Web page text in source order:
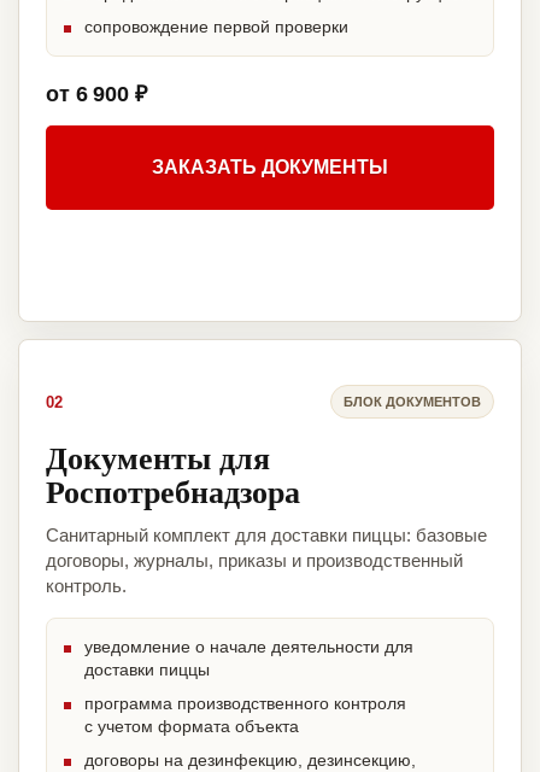
сопровождение первой проверки
от 6 900 ₽
ЗАКАЗАТЬ ДОКУМЕНТЫ
02 БЛОК ДОКУМЕНТОВ
Документы для
Роспотребнадзора
Санитарный комплект для доставки пиццы: базовые
договоры, журналы, приказы и производственный
контроль.
уведомление о начале деятельности для
доставки пиццы
программа производственного контроля
с учетом формата объекта
договоры на дезинфекцию, дезинсекцию,